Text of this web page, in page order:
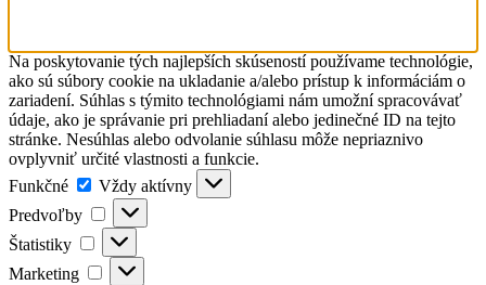
Na poskytovanie tých najlepších skúseností používame technológie,
ako sú súbory cookie na ukladanie a/alebo prístup k informáciám o
zariadení. Súhlas s týmito technológiami nám umožní spracovávať
údaje, ako je správanie pri prehliadaní alebo jedinečné ID na tejto
stránke. Nesúhlas alebo odvolanie súhlasu môže nepriaznivo
ovplyvniť určité vlastnosti a funkcie.
Funkčné
Funkčné
Vždy aktívny
Predvoľby
Predvoľby
Štatistiky Štatistiky
Marketing Marketing